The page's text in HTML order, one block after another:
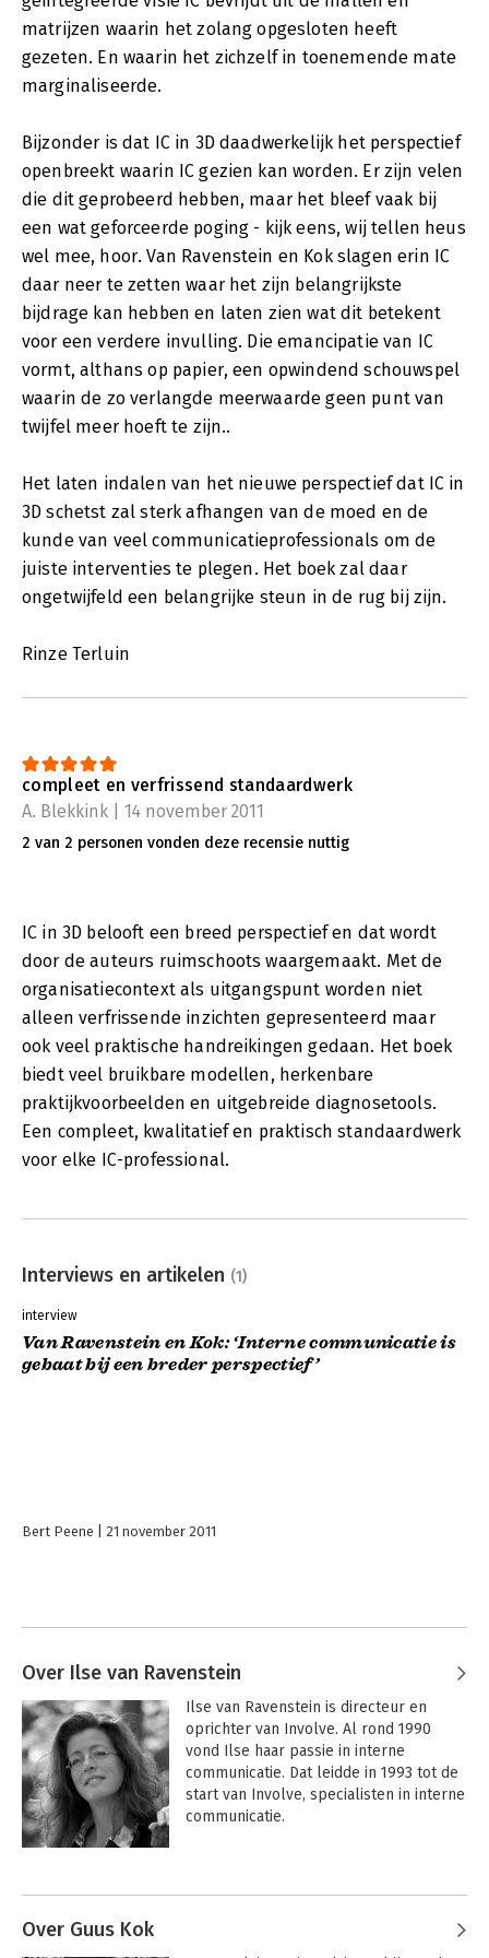
matrijzen waarin het zolang opgesloten heeft
gezeten. En waarin het zichzelf in toenemende mate
marginaliseerde.
Bijzonder is dat IC in 3D daadwerkelijk het perspectief
openbreekt waarin IC gezien kan worden. Er zijn velen
die dit geprobeerd hebben, maar het bleef vaak bij
een wat geforceerde poging - kijk eens, wij tellen heus
wel mee, hoor. Van Ravenstein en Kok slagen erin IC
daar neer te zetten waar het zijn belangrijkste
bijdrage kan hebben en laten zien wat dit betekent
voor een verdere invulling. Die emancipatie van IC
vormt, althans op papier, een opwindend schouwspel
waarin de zo verlangde meerwaarde geen punt van
twijfel meer hoeft te zijn..
Het laten indalen van het nieuwe perspectief dat IC in
3D schetst zal sterk afhangen van de moed en de
kunde van veel communicatieprofessionals om de
juiste interventies te plegen. Het boek zal daar
ongetwijfeld een belangrijke steun in de rug bij zijn.
Rinze Terluin
compleet en verfrissend standaardwerk
A. Blekkink | 14 november 2011
2 van 2 personen vonden deze recensie nuttig
IC in 3D belooft een breed perspectief en dat wordt
door de auteurs ruimschoots waargemaakt. Met de
organisatiecontext als uitgangspunt worden niet
alleen verfrissende inzichten gepresenteerd maar
ook veel praktische handreikingen gedaan. Het boek
biedt veel bruikbare modellen, herkenbare
praktijkvoorbeelden en uitgebreide diagnosetools.
Een compleet, kwalitatief en praktisch standaardwerk
voor elke IC-professional.
Interviews en artikelen (1)
interview
Van Ravenstein en Kok: ‘Interne communicatie is
gebaat bij een breder perspectief’
Bert Peene 21 november 2011
Over Ilse van Ravenstein
Ilse van Ravenstein is directeur en
oprichter van Involve. Al rond 1990
vond Ilse haar passie in interne
communicatie. Dat leidde in 1993 tot de
start van Involve, specialisten in interne
communicatie.
Over Guus Kok